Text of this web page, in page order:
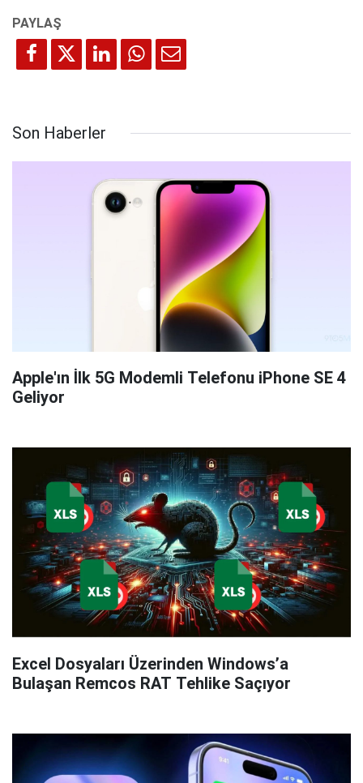
Son Haberler
Apple'ın İlk 5G Modemli Telefonu iPhone SE 4
Geliyor
Excel Dosyaları Üzerinden Windows’a
Bulaşan Remcos RAT Tehlike Saçıyor